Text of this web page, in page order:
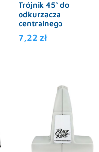
Trójnik 45° do
odkurzacza
centralnego
7,22zł